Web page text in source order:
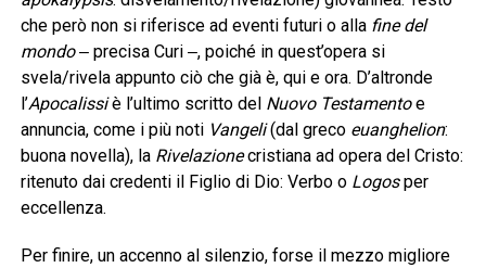
che però non si riferisce ad eventi futuri o alla fine del
mondo‒ precisa Curi ‒, poiché in quest’opera si
svela/rivela appunto ciò che già è, qui e ora. D’altronde
l’Apocalissiè l’ultimo scritto del Nuovo Testamentoe
annuncia, come i più noti Vangeli(dal greco euanghelion:
buona novella), la Rivelazionecristiana ad opera del Cristo:
ritenuto dai credenti il Figlio di Dio: Verbo o Logosper
eccellenza.
Per finire, un accenno al silenzio, forse il mezzo migliore